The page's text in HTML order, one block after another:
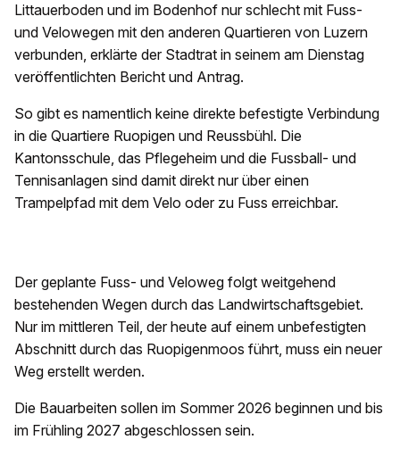
Littauerboden und im Bodenhof nur schlecht mit Fuss-
und Velowegen mit den anderen Quartieren von Luzern
verbunden, erklärte der Stadtrat in seinem am Dienstag
veröffentlichten Bericht und Antrag.
So gibt es namentlich keine direkte befestigte Verbindung
in die Quartiere Ruopigen und Reussbühl. Die
Kantonsschule, das Pflegeheim und die Fussball- und
Tennisanlagen sind damit direkt nur über einen
Trampelpfad mit dem Velo oder zu Fuss erreichbar.
Der geplante Fuss- und Veloweg folgt weitgehend
bestehenden Wegen durch das Landwirtschaftsgebiet.
Nur im mittleren Teil, der heute auf einem unbefestigten
Abschnitt durch das Ruopigenmoos führt, muss ein neuer
Weg erstellt werden.
Die Bauarbeiten sollen im Sommer 2026 beginnen und bis
im Frühling 2027 abgeschlossen sein.